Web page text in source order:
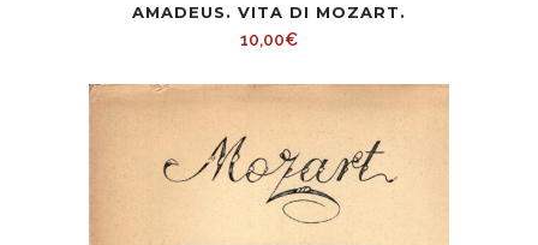
AMADEUS. VITA DI MOZART.
10,00€